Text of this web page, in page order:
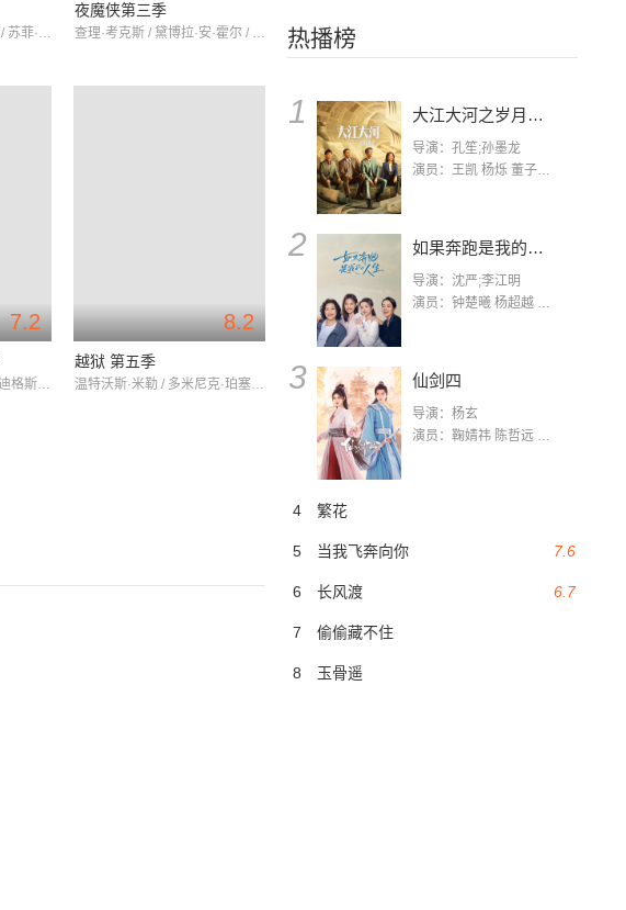
热播榜
1 大江大河之岁月如歌
导演：孔笙;孙墨龙
演员：王凯 杨烁 董子健 杨采钰 张佳宁 练练 林栋甫 房子斌
2 如果奔跑是我的人生
导演：沈严;李江明
演员：钟楚曦 杨超越 许娣 陈小艺 侯雯元 宋洋 王宥钧 李添诺
3 仙剑四
导演：杨玄
演员：鞠婧祎 陈哲远 茅子俊 毛晓慧 王媛可 张志浩 林枫松 张帆（演员）
4 繁花
7.6
5 当我飞奔向你
6.7
6 长风渡
7 偷偷藏不住
8 玉骨遥
理查德·麦登 / 凯莉·霍威 / 苏菲·兰朵
夜魔侠第三季
查理·考克斯 / 黛博拉·安·霍尔 / 埃尔登·亨森
7.2
詹妮弗·康纳利 / 戴维德·迪格斯 / 米奇·萨姆纳
8.2
越狱 第五季
温特沃斯·米勒 / 多米尼克·珀塞尔 / 莎拉·韦恩·卡丽丝